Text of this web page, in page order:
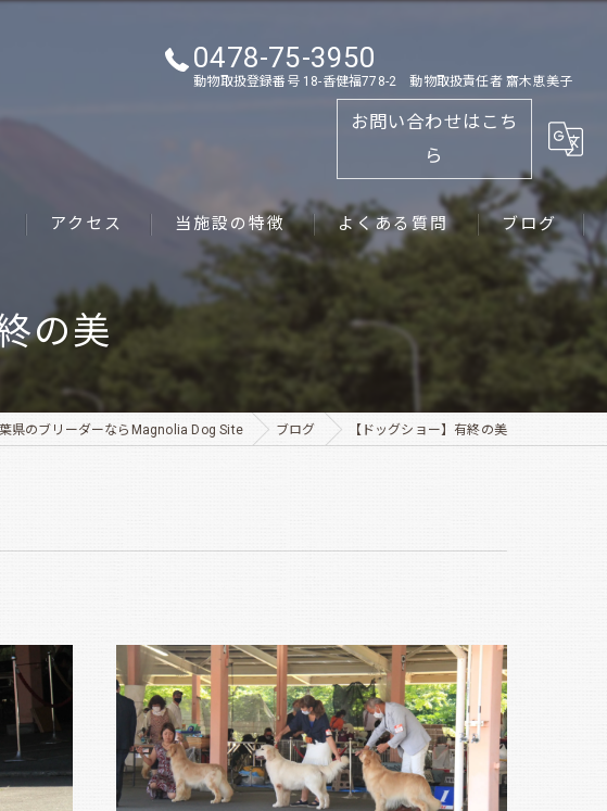
0478-75-3950
動物取扱登録番号 18-香健福778-2 動物取扱責任者 齋木恵美子
お問い合わせはこち
ら
アクセス 当施設の特徴
ゴールデンレトリーバー
犬舎
よくある質問 ブログ
の美
県のブリーダーならMagnolia Dog Site ブログ 【ドッグショー】有終の美